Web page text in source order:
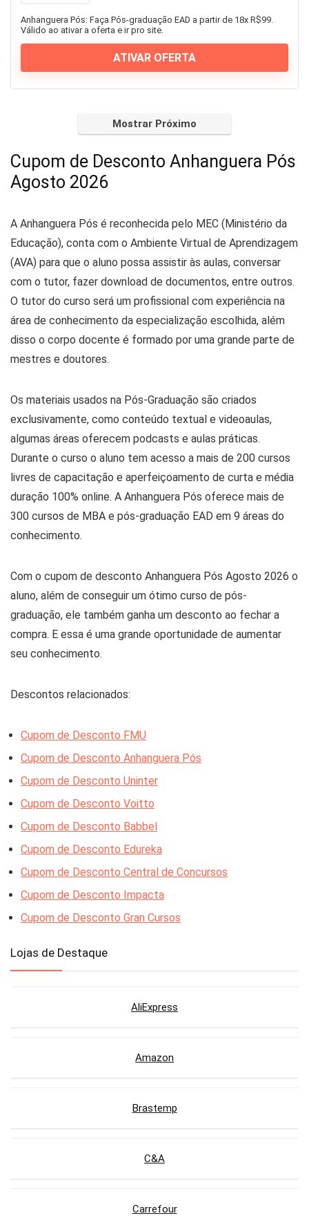
Anhanguera Pós: Faça Pós-graduação EAD a partir de 18x R$99.
Válido ao ativar a oferta e ir pro site.
ATIVAR OFERTA
Mostrar Próximo
Cupom de Desconto Anhanguera Pós
Agosto 2026
A Anhanguera Pós é reconhecida pelo MEC (Ministério da
Educação), conta com o Ambiente Virtual de Aprendizagem
(AVA) para que o aluno possa assistir às aulas, conversar
com o tutor, fazer download de documentos, entre outros.
O tutor do curso será um profissional com experiência na
área de conhecimento da especialização escolhida, além
disso o corpo docente é formado por uma grande parte de
mestres e doutores.
Os materiais usados na Pós-Graduação são criados
exclusivamente, como conteúdo textual e videoaulas,
algumas áreas oferecem podcasts e aulas práticas.
Durante o curso o aluno tem acesso a mais de 200 cursos
livres de capacitação e aperfeiçoamento de curta e média
duração 100% online. A Anhanguera Pós oferece mais de
300 cursos de MBA e pós-graduação EAD em 9 áreas do
conhecimento.
Com o cupom de desconto Anhanguera Pós Agosto 2026 o
aluno, além de conseguir um ótimo curso de pós-
graduação, ele também ganha um desconto ao fechar a
compra. E essa é uma grande oportunidade de aumentar
seu conhecimento.
Descontos relacionados:
Cupom de Desconto FMU
Cupom de Desconto Anhanguera Pós
Cupom de Desconto Uninter
Cupom de Desconto Voitto
Cupom de Desconto Babbel
Cupom de Desconto Edureka
Cupom de Desconto Central de Concursos
Cupom de Desconto Impacta
Cupom de Desconto Gran Cursos
Lojas de Destaque
AliExpress
Amazon
Brastemp
C&A
Carrefour